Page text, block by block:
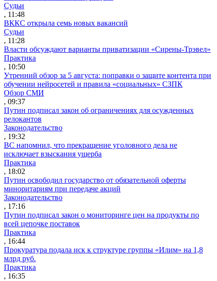
Судьи
, 11:48
ВККС открыла семь новых вакансий
Судьи
, 11:28
Власти обсуждают варианты приватизации «Сирены-Трэвел»
Практика
, 10:50
Утренний обзор за 5 августа: поправки о защите контента при
обучении нейросетей и правила «социальных» СЗПК
Обзор СМИ
, 09:37
Путин подписал закон об ограничениях для осужденных
релокантов
Законодательство
, 19:32
ВС напомнил, что прекращение уголовного дела не
исключает взыскания ущерба
Практика
, 18:02
Путин освободил государство от обязательной оферты
миноритариям при передаче акций
Законодательство
, 17:16
Путин подписал закон о мониторинге цен на продукты по
всей цепочке поставок
Практика
, 16:44
Прокуратура подала иск к структуре группы «Илим» на 1,8
млрд руб.
Практика
, 16:35